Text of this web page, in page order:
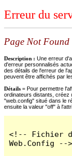
Erreur du
Page Not
Description : Une erreur
d'erreur personnalisés
des détails de l'erreur de
peuvent être affichés par
Détails = Pour permettre
ordinateurs distants, créez
"web.config" situé dans le
ensuite la valeur "off" à
<!-- Fichier
Web.Config -->